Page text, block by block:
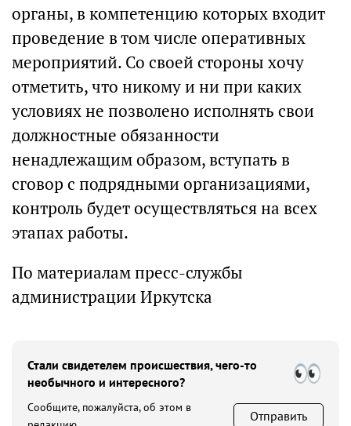
органы, в компетенцию которых входит
проведение в том числе оперативных
мероприятий. Со своей стороны хочу
отметить, что никому и ни при каких
условиях не позволено исполнять свои
должностные обязанности
ненадлежащим образом, вступать в
сговор с подрядными организациями,
контроль будет осуществляться на всех
этапах работы.
По материалам пресс-службы
администрации Иркутска
Стали свидетелем происшествия, чего-то
необычного и интересного?
Сообщите, пожалуйста, об этом в
Отправить